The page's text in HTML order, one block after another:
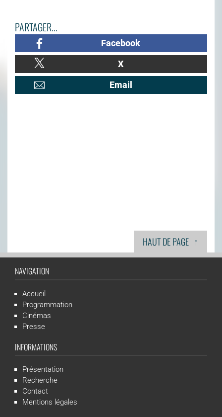
PARTAGER...
Facebook
X
Email
HAUT DE PAGE ↑
NAVIGATION
Accueil
Programmation
Cinémas
Presse
INFORMATIONS
Présentation
Recherche
Contact
Mentions légales